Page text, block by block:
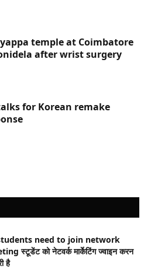
temple at Coimbatore
after wrist surgery
for Korean remake
need to join network
स्टूडेंट को नेटवर्क मार्केटिंग ज्वाइन करन
है